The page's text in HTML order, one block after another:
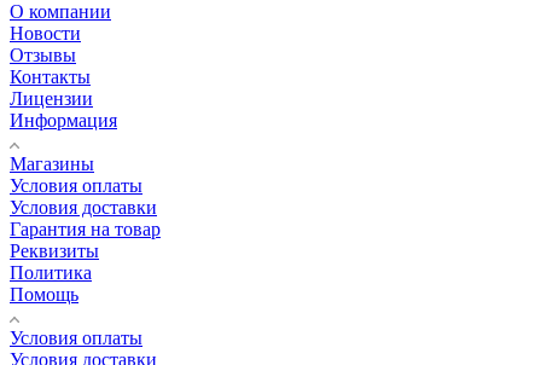
О компании
Новости
Отзывы
Контакты
Лицензии
Информация
Магазины
Условия оплаты
Условия доставки
Гарантия на товар
Реквизиты
Политика
Помощь
Условия оплаты
Условия доставки